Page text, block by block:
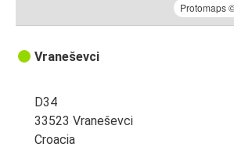
Protomaps
Vraneševci
D34
33523 Vraneševci
Croacia